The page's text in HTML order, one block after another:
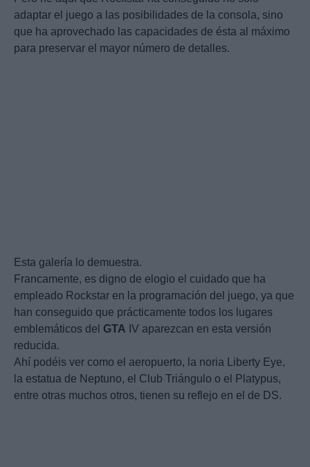
adaptar el juego a las posibilidades de la consola, sino
que ha aprovechado las capacidades de ésta al máximo
para preservar el mayor número de detalles.
Esta galería lo demuestra.
Francamente, es digno de elogio el cuidado que ha
empleado Rockstar en la programación del juego, ya que
han conseguido que prácticamente todos los lugares
emblemáticos del GTA IV aparezcan en esta versión
reducida.
Ahí podéis ver como el aeropuerto, la noria Liberty Eye,
la estatua de Neptuno, el Club Triángulo o el Platypus,
entre otras muchos otros, tienen su reflejo en el de DS.